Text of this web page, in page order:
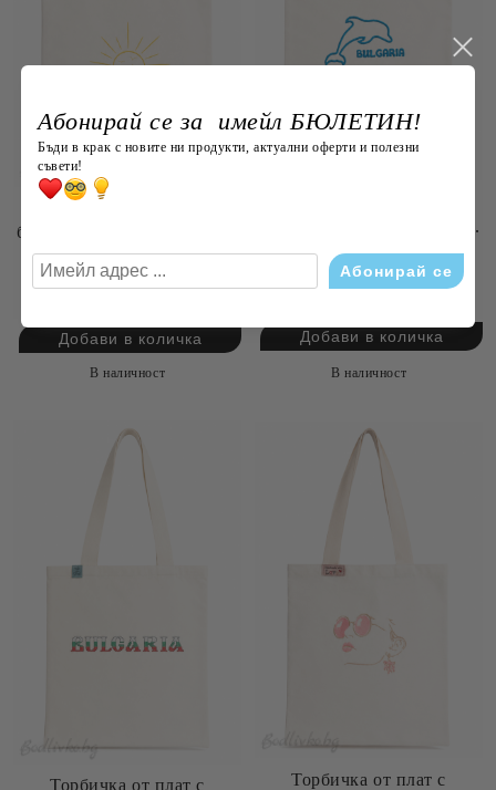
бродерия, размер 40х45 см.
без дръжките
€7.00
13.69лв.
В наличност
бродерия, размер 40х45 см.
без дръжките
€7.00
13.69лв.
В наличност
Торбичка от плат с
Торбичка от плат с
Абонирай се за имейл БЮЛЕТИН!
Бъди в крак с новите ни продукти, актуални оферти и полезни
съвети!